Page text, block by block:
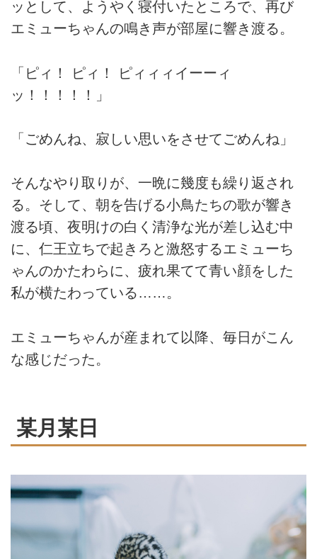
ッとして、ようやく寝付いたところで、再び
エミューちゃんの鳴き声が部屋に響き渡る。
「ピィ！ ピィ！ ピィィィイーーィ
ッ！！！！！」
「ごめんね、寂しい思いをさせてごめんね」
そんなやり取りが、一晩に幾度も繰り返され
る。そして、朝を告げる小鳥たちの歌が響き
渡る頃、夜明けの白く清浄な光が差し込む中
に、仁王立ちで起きろと激怒するエミューち
ゃんのかたわらに、疲れ果てて青い顔をした
私が横たわっている……。
エミューちゃんが産まれて以降、毎日がこん
な感じだった。
某月某日